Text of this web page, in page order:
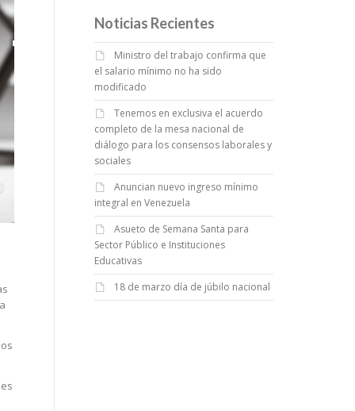
Noticias Recientes
Ministro del trabajo confirma que
el salario mínimo no ha sido
modificado
Tenemos en exclusiva el acuerdo
completo de la mesa nacional de
diálogo para los consensos laborales y
sociales
Anuncian nuevo ingreso mínimo
integral en Venezuela
Asueto de Semana Santa para
Sector Público e Instituciones
Educativas
18 de marzo día de júbilo nacional